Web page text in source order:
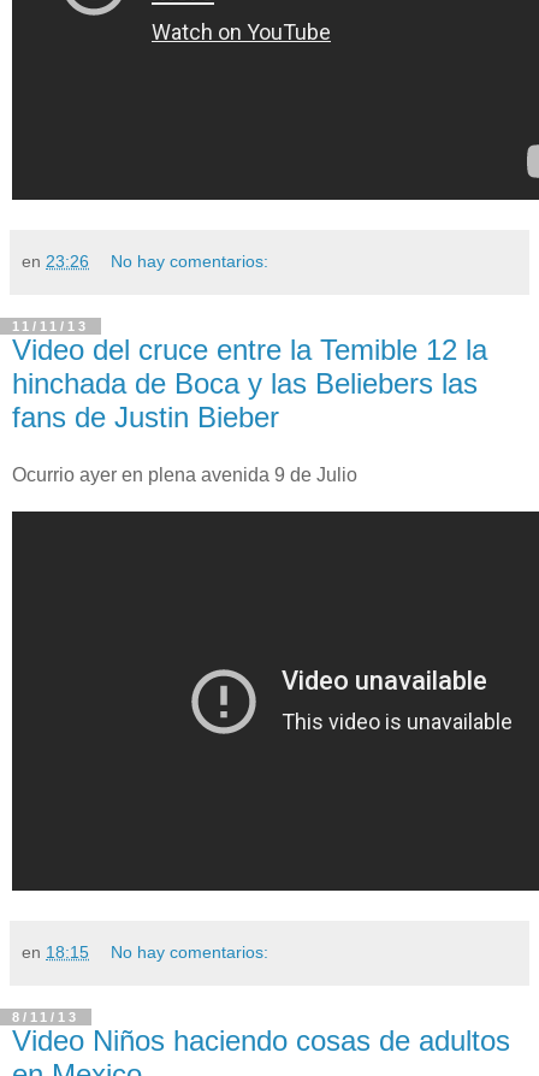
en 23:26 No hay comentarios:
11/11/13
Video del cruce entre la Temible 12 la
hinchada de Boca y las Beliebers las
fans de Justin Bieber
Ocurrio ayer en plena avenida 9 de Julio
en 18:15 No hay comentarios:
8/11/13
Video Niños haciendo cosas de adultos